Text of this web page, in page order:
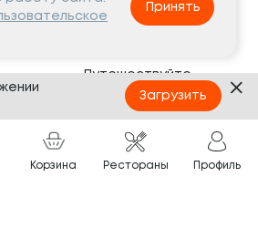
Социальная жизнь
Путешествуйте
с ТОКИО-CITY
Партнёрам
Франшиза
Корзина Рестораны Профиль
Принять
Загрузить